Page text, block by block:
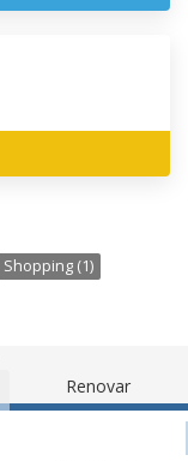
Shopping (1)
Renovar